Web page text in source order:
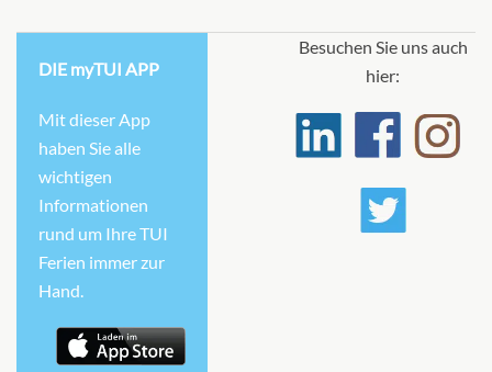
DIE myTUI APP
Mit dieser App
haben Sie alle
wichtigen
Informationen
rund um Ihre TUI
Ferien immer zur
Hand.
Besuchen Sie uns auch
hier: